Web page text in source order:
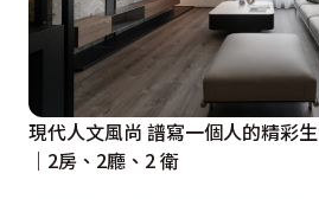
現代人文風尚 譜寫一個人的精彩
｜2房、2廳、2 衛